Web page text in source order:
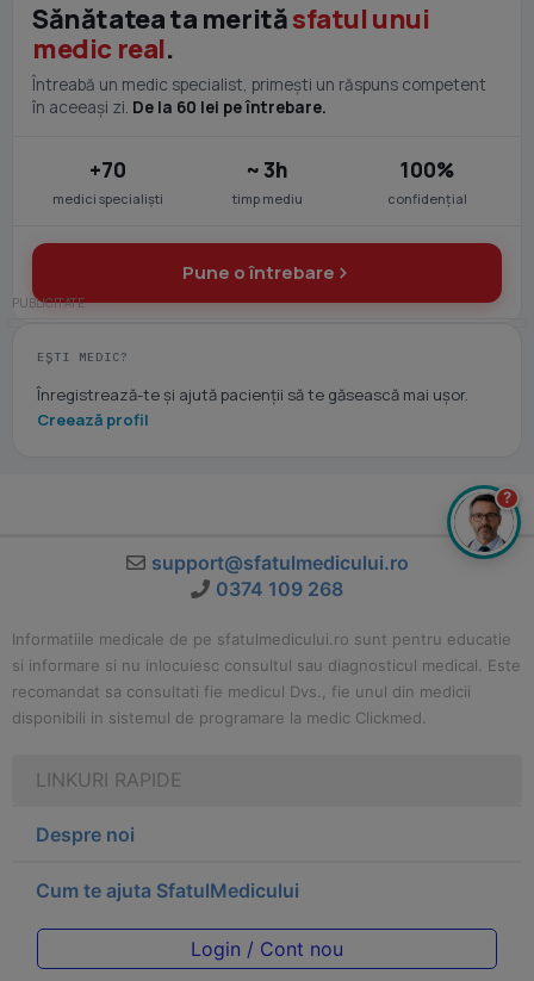
Sănătatea ta merităsfatul unui
medic real.
Întreabă un medic specialist, primești un răspuns competent
în aceeași zi. De la 60 lei pe întrebare.
+70
medici specialiști
~ 3h
timp mediu
100%
confidențial
Pune o întrebare
EȘTI MEDIC?
Înregistrează-te și ajută pacienții să te găsească mai ușor.
Creează profil
support@sfatulmedicului.ro
0374 109 268
Informatiile medicale de pe sfatulmedicului.ro sunt pentru educatie
si informare si nu inlocuiesc consultul sau diagnosticul medical. Este
recomandat sa consultati fie medicul Dvs., fie unul din medicii
disponibili in sistemul de programare la medic Clickmed.
LINKURI RAPIDE
Despre noi
Cum te ajuta SfatulMedicului
Login / Cont nou
?